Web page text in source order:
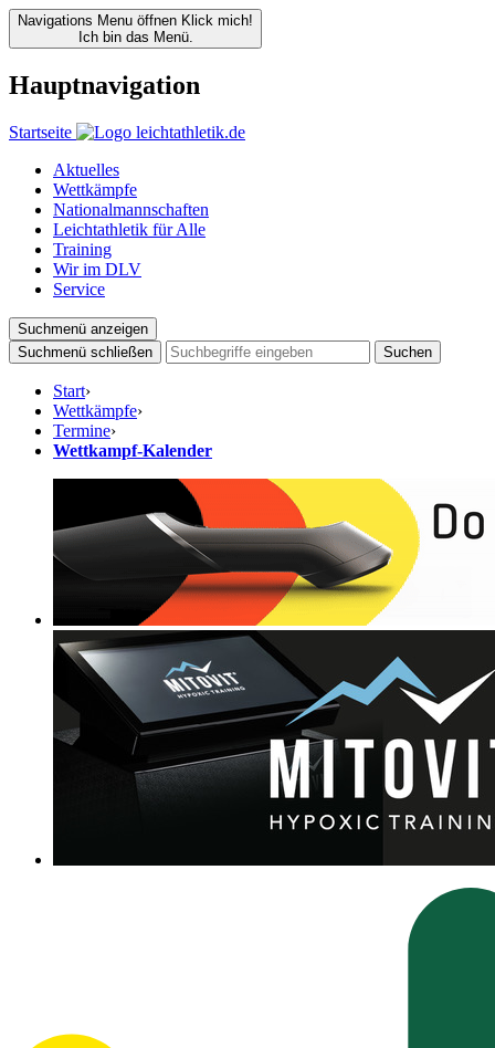
Navigations Menu öffnen Klick mich!
Ich bin das Menü.
Hauptnavigation
Startseite
Aktuelles
Wettkämpfe
Nationalmannschaften
Leichtathletik für Alle
Training
Wir im DLV
Service
Suchmenü anzeigen
Suchmenü schließen
Suchen
Start›
Wettkämpfe›
Termine›
Wettkampf-Kalender